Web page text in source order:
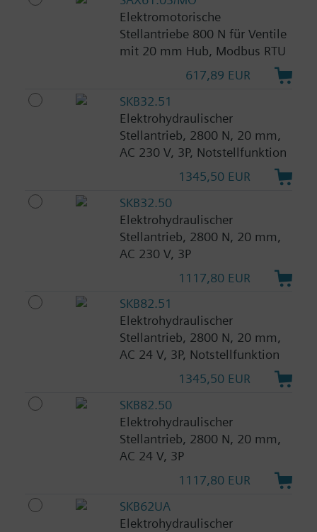
Elektromotorische
Stellantriebe 800 N für Ventile
mit 20 mm Hub, Modbus RTU
617,89 EUR
SKB32.51
Elektrohydraulischer
Stellantrieb, 2800 N, 20 mm,
AC 230 V, 3P, Notstellfunktion
1345,50 EUR
SKB32.50
Elektrohydraulischer
Stellantrieb, 2800 N, 20 mm,
AC 230 V, 3P
1117,80 EUR
SKB82.51
Elektrohydraulischer
Stellantrieb, 2800 N, 20 mm,
AC 24 V, 3P, Notstellfunktion
1345,50 EUR
SKB82.50
Elektrohydraulischer
Stellantrieb, 2800 N, 20 mm,
AC 24 V, 3P
1117,80 EUR
SKB62UA
Elektrohydraulischer